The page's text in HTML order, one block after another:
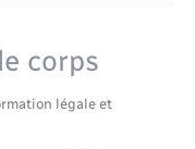
de l’espace
corps
légale et